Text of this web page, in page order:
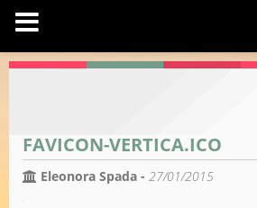
FAVICON-VERTICA.ICO
Eleonora Spada - 27/01/2015